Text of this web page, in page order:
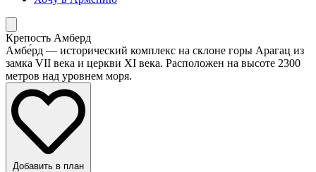
Крепость Амберд
Амбе́рд — исторический комплекс на склоне горы Арагац из
замка VII века и церкви XI века. Расположен на высоте 2300
метров над уровнем моря.
Добавить в план